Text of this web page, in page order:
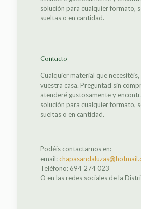
solución para cualquier formato,
sueltas o en cantidad.
Contacto
Cualquier material que
vuestra casa. Preguntad sin
atenderé gustosamente y
solución para cualquier formato,
sueltas o en cantidad.
Podéis contactarnos en:
email:
Teléfono: 694 274 023
O en las redes sociales de la